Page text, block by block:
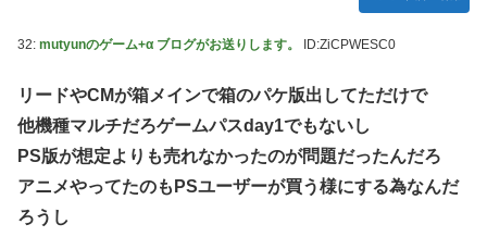
32: mutyunのゲーム+α ブログがお送りします。 ID:ZiCPWESC0
リードやCMが箱メインで箱のパケ版出してただけで
他機種マルチだろゲームパスday1でもないし
PS版が想定よりも売れなかったのが問題だったんだろ
アニメやってたのもPSユーザーが買う様にする為なんだ
ろうし